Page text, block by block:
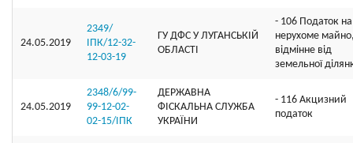
24.05.2019
2349/
ІПК/12-32-
12-03-19
ГУ ДФС У ЛУГАНСЬКIЙ
ОБЛАСТI
- 106 Податок на
нерухоме
відмінне від
земельної
24.05.2019
2348/6/99-
99-12-02-
02-15/ІПК
ДЕРЖАВНА
ФІСКАЛЬНА СЛУЖБА
УКРАЇНИ
- 116 Акцизний
податок